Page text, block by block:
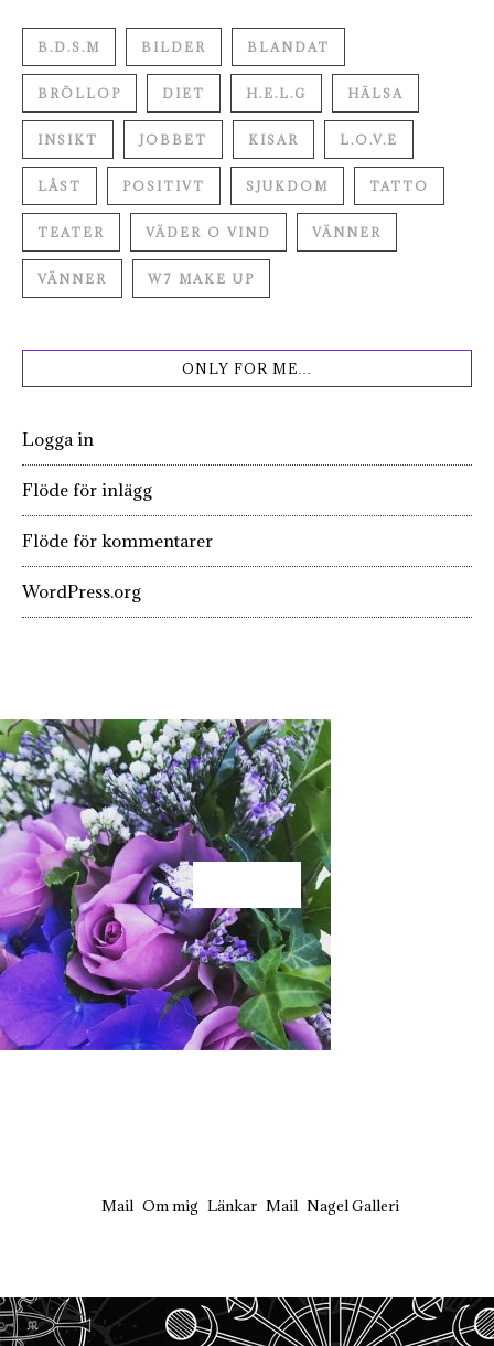
B.D.S.M BILDER BLANDAT
BRÖLLOP DIET H.E.L.G HÄLSA
INSIKT JOBBET KISAR L.O.V.E
LÅST POSITIVT SJUKDOM TATTO
TEATER VÄDER O VIND VÄNNER
VÄNNER W7 MAKE UP
ONLY FOR ME…
Logga in
Flöde för inlägg
Flöde för kommentarer
WordPress.org
Mail Om mig Länkar Mail Nagel Galleri